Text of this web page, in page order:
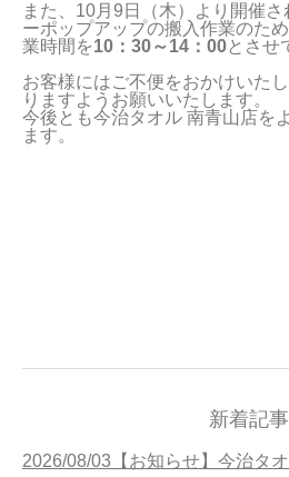
今治タオルについて
当サイトについて
会員サービス
新着記事
2026/08/03【お知らせ】今治タ
また、10月9日（木）より開催
ーポップアップの搬入作業のた
業時間を10：30～14：00とさせ
お客様にはご不便をおかけいた
りますようお願いいたします。
今後とも今治タオル 南青山店を
ます。